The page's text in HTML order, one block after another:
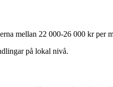
mellan 22 000-26 000 kr per
på lokal nivå.